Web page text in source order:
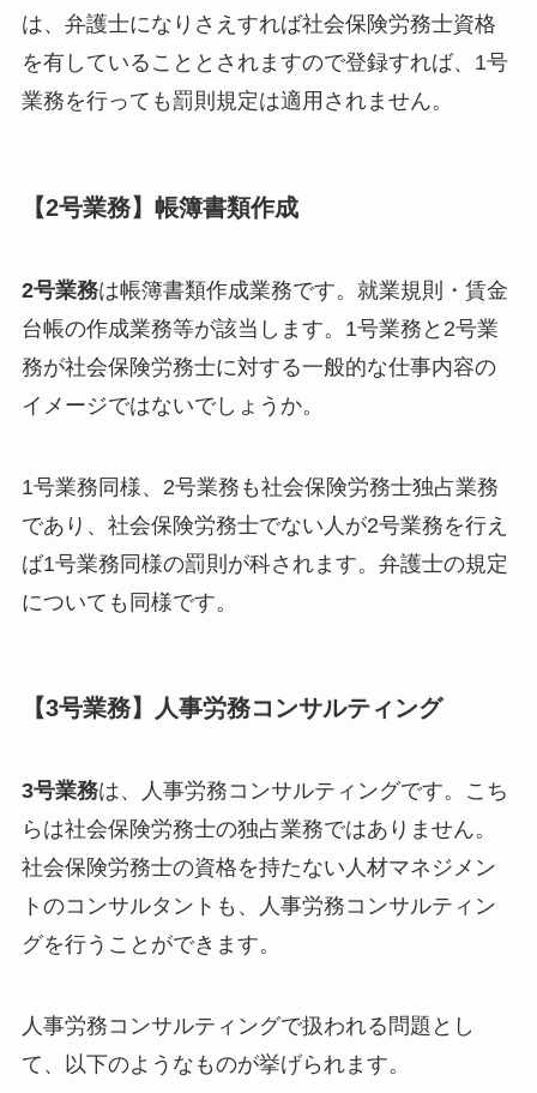
は、弁護士になりさえすれば社会保険労務士資格
を有していることとされますので登録すれば、1号
業務を行っても罰則規定は適用されません。
【2号業務】帳簿書類作成
2号業務は帳簿書類作成業務です。就業規則・賃金
台帳の作成業務等が該当します。1号業務と2号業
務が社会保険労務士に対する一般的な仕事内容の
イメージではないでしょうか。
1号業務同様、2号業務も社会保険労務士独占業務
であり、社会保険労務士でない人が2号業務を行え
ば1号業務同様の罰則が科されます。弁護士の規定
についても同様です。
【3号業務】人事労務コンサルティング
3号業務は、人事労務コンサルティングです。こち
らは社会保険労務士の独占業務ではありません。
社会保険労務士の資格を持たない人材マネジメン
トのコンサルタントも、人事労務コンサルティン
グを行うことができます。
人事労務コンサルティングで扱われる問題とし
て、以下のようなものが挙げられます。